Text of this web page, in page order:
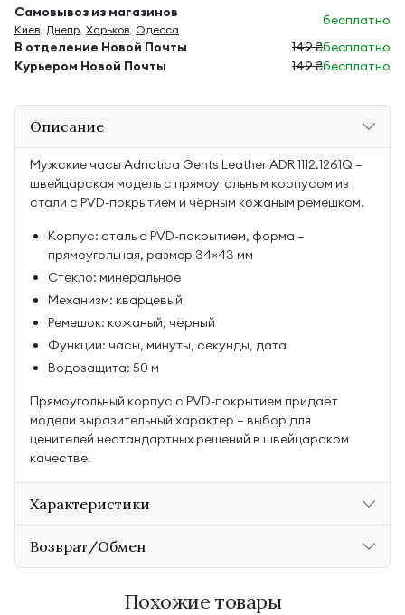
Самовывоз из магазинов
Киев, Днепр, Харьков, Одесса
бесплатно
В отделение Новой Почты
149 ₴бесплатно
Курьером Новой Почты
149 ₴бесплатно
Описание
Мужские часы Adriatica Gents Leather ADR 1112.1261Q —
швейцарская модель с прямоугольным корпусом из
стали с PVD-покрытием и чёрным кожаным ремешком.
Корпус: сталь с PVD-покрытием, форма —
прямоугольная, размер 34×43 мм
Стекло: минеральное
Механизм: кварцевый
Ремешок: кожаный, чёрный
Функции: часы, минуты, секунды, дата
Водозащита: 50 м
Прямоугольный корпус с PVD-покрытием придаёт
модели выразительный характер — выбор для
ценителей нестандартных решений в швейцарском
качестве.
Характеристики
Возврат/Обмен
Похожие товары